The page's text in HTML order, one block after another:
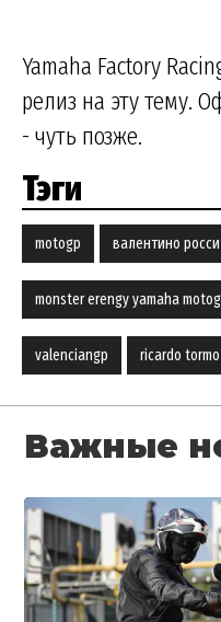
Yamaha Factory
релиз на эту тему.
- чуть позже.
Тэги
motogp валентино росси
monster erengy yamaha
valenciangp ricardo
Важные